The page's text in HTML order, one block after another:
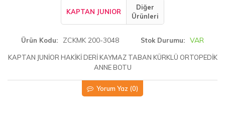
KAPTAN JUNIOR
Diğer
Ürünleri
Ürün Kodu ZCKMK 200-3048 Stok Durumu VAR
KAPTAN JUNİOR HAKİKİ DERİ KAYMAZ TABAN KÜRKLÜ ORTOPEDİK
ANNE BOTU
Yorum Yaz (0)